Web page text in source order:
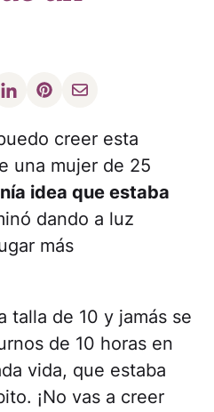
creer esta
una mujer de 25
idea que estaba
dando a luz
más
talla de 10 y jamás se
de 10 horas en
vida, que estaba
¡No vas a creer